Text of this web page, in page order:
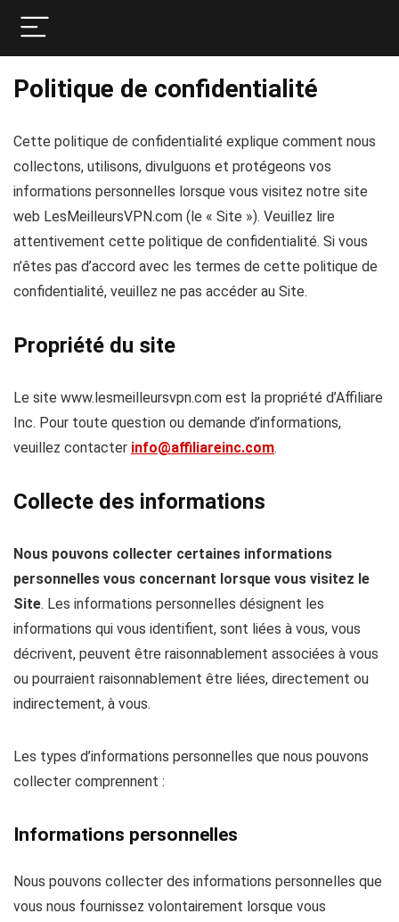
Politique de confidentialité
Cette politique de confidentialité explique comment nous
collectons, utilisons, divulguons et protégeons vos
informations personnelles lorsque vous visitez notre site
web LesMeilleursVPN.com (le « Site »). Veuillez lire
attentivement cette politique de confidentialité. Si vous
n’êtes pas d’accord avec les termes de cette politique de
confidentialité, veuillez ne pas accéder au Site.
Propriété du site
Le site www.lesmeilleursvpn.com est la propriété d’Affiliare
Inc. Pour toute question ou demande d’informations,
veuillez contacter info@affiliareinc.com.
Collecte des informations
Nous pouvons collecter certaines informations
personnelles vous concernant lorsque vous visitez le
Site. Les informations personnelles désignent les
informations qui vous identifient, sont liées à vous, vous
décrivent, peuvent être raisonnablement associées à vous
ou pourraient raisonnablement être liées, directement ou
indirectement, à vous.
Les types d’informations personnelles que nous pouvons
collecter comprennent :
Informations personnelles
Nous pouvons collecter des informations personnelles que
vous nous fournissez volontairement lorsque vous